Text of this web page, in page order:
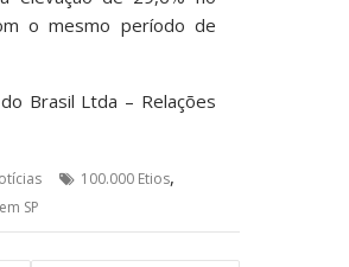
o mesmo período de
Brasil Ltda – Relações
100.000 Etios,
SP